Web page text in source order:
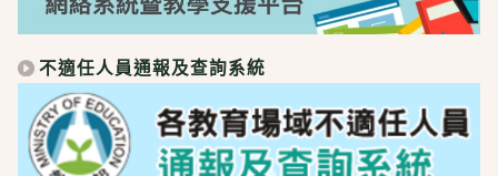
不適任人員通報及查詢系統